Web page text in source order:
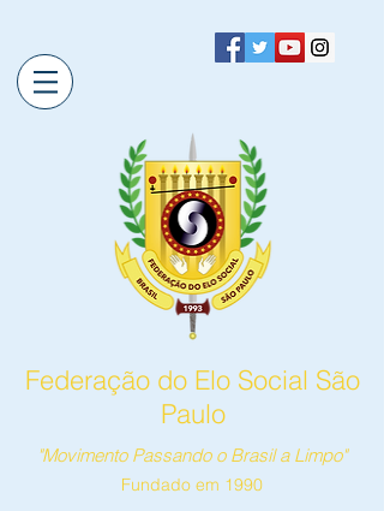
Federação do Elo Social São
Paulo
"Movimento Passando o Brasil a Limpo"
Fundado em 1990